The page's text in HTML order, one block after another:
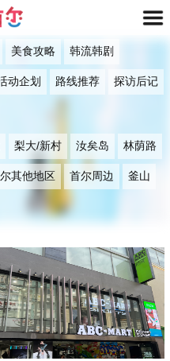
美食攻略 韩流韩剧
动企划 路线推荐 探访后记
梨大/新村 汝矣岛 林荫路
其他地区 首尔周边 釜山